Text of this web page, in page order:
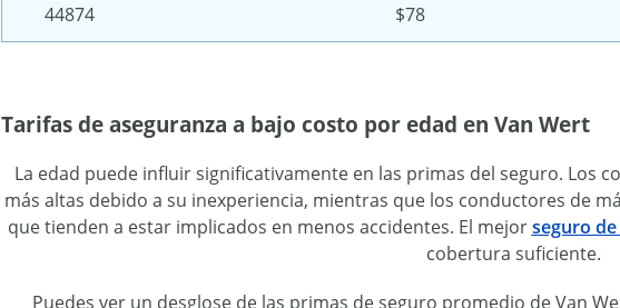
44874 $78
Tarifas de aseguranza a bajo costo por edad en Van Wert
La edad puede influir significativamente en las primas del seguro. Los
más altas debido a su inexperiencia, mientras que los conductores de
que tienden a estar implicados en menos accidentes. El mejorseguro
cobertura suficiente.
Puedes ver un desglose de las primas de seguro promedio de Van